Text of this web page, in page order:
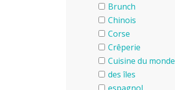
Brunch
Chinois
Corse
Crêperie
Cuisine du monde
des îles